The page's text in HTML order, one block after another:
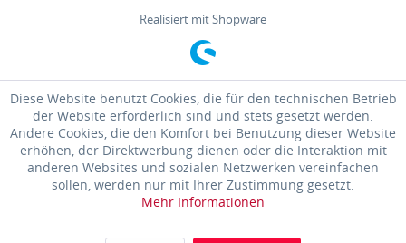
Realisiert mit Shopware
Diese Website benutzt Cookies, die für den technischen Betrieb
der Website erforderlich sind und stets gesetzt werden.
Andere Cookies, die den Komfort bei Benutzung dieser Website
erhöhen, der Direktwerbung dienen oder die Interaktion mit
anderen Websites und sozialen Netzwerken vereinfachen
sollen, werden nur mit Ihrer Zustimmung gesetzt.
Mehr Informationen